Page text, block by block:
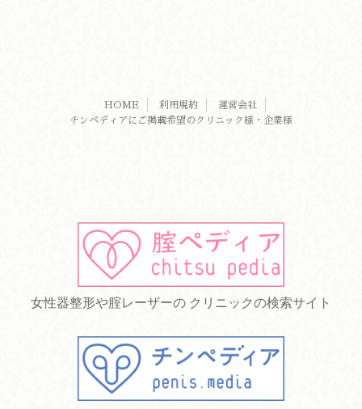
HOME 利用規約
運営会社
チンペディアにご掲載希望のクリニック様・企業様
女性器整形や腟レーザーの クリニックの検索サイト